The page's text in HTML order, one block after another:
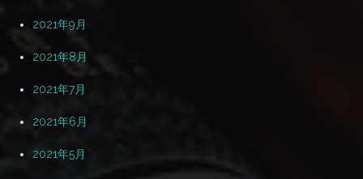
2021年9月
2021年8月
2021年7月
2021年6月
2021年5月